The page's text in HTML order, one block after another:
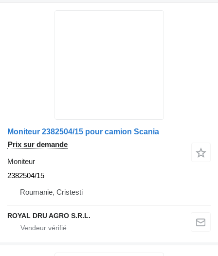
Moniteur 2382504/15 pour camion Scania
Prix sur demande
Moniteur
2382504/15
Roumanie, Cristesti
ROYAL DRU AGRO S.R.L.